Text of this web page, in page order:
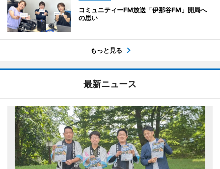
コミュニティーFM放送「伊那谷FM」開局へ
の思い
もっと見る
最新ニュース